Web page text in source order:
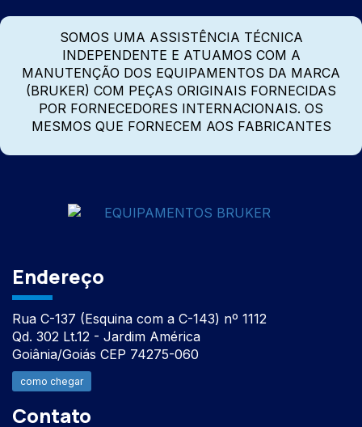
SOMOS UMA ASSISTÊNCIA TÉCNICA
INDEPENDENTE E ATUAMOS COM A
MANUTENÇÃO DOS EQUIPAMENTOS DA MARCA
(BRUKER) COM PEÇAS ORIGINAIS FORNECIDAS
POR FORNECEDORES INTERNACIONAIS. OS
MESMOS QUE FORNECEM AOS FABRICANTES
Endereço
Rua C-137 (Esquina com a C-143) nº 1112
Qd. 302 Lt.12 - Jardim América
Goiânia/Goiás CEP 74275-060
como chegar
Contato